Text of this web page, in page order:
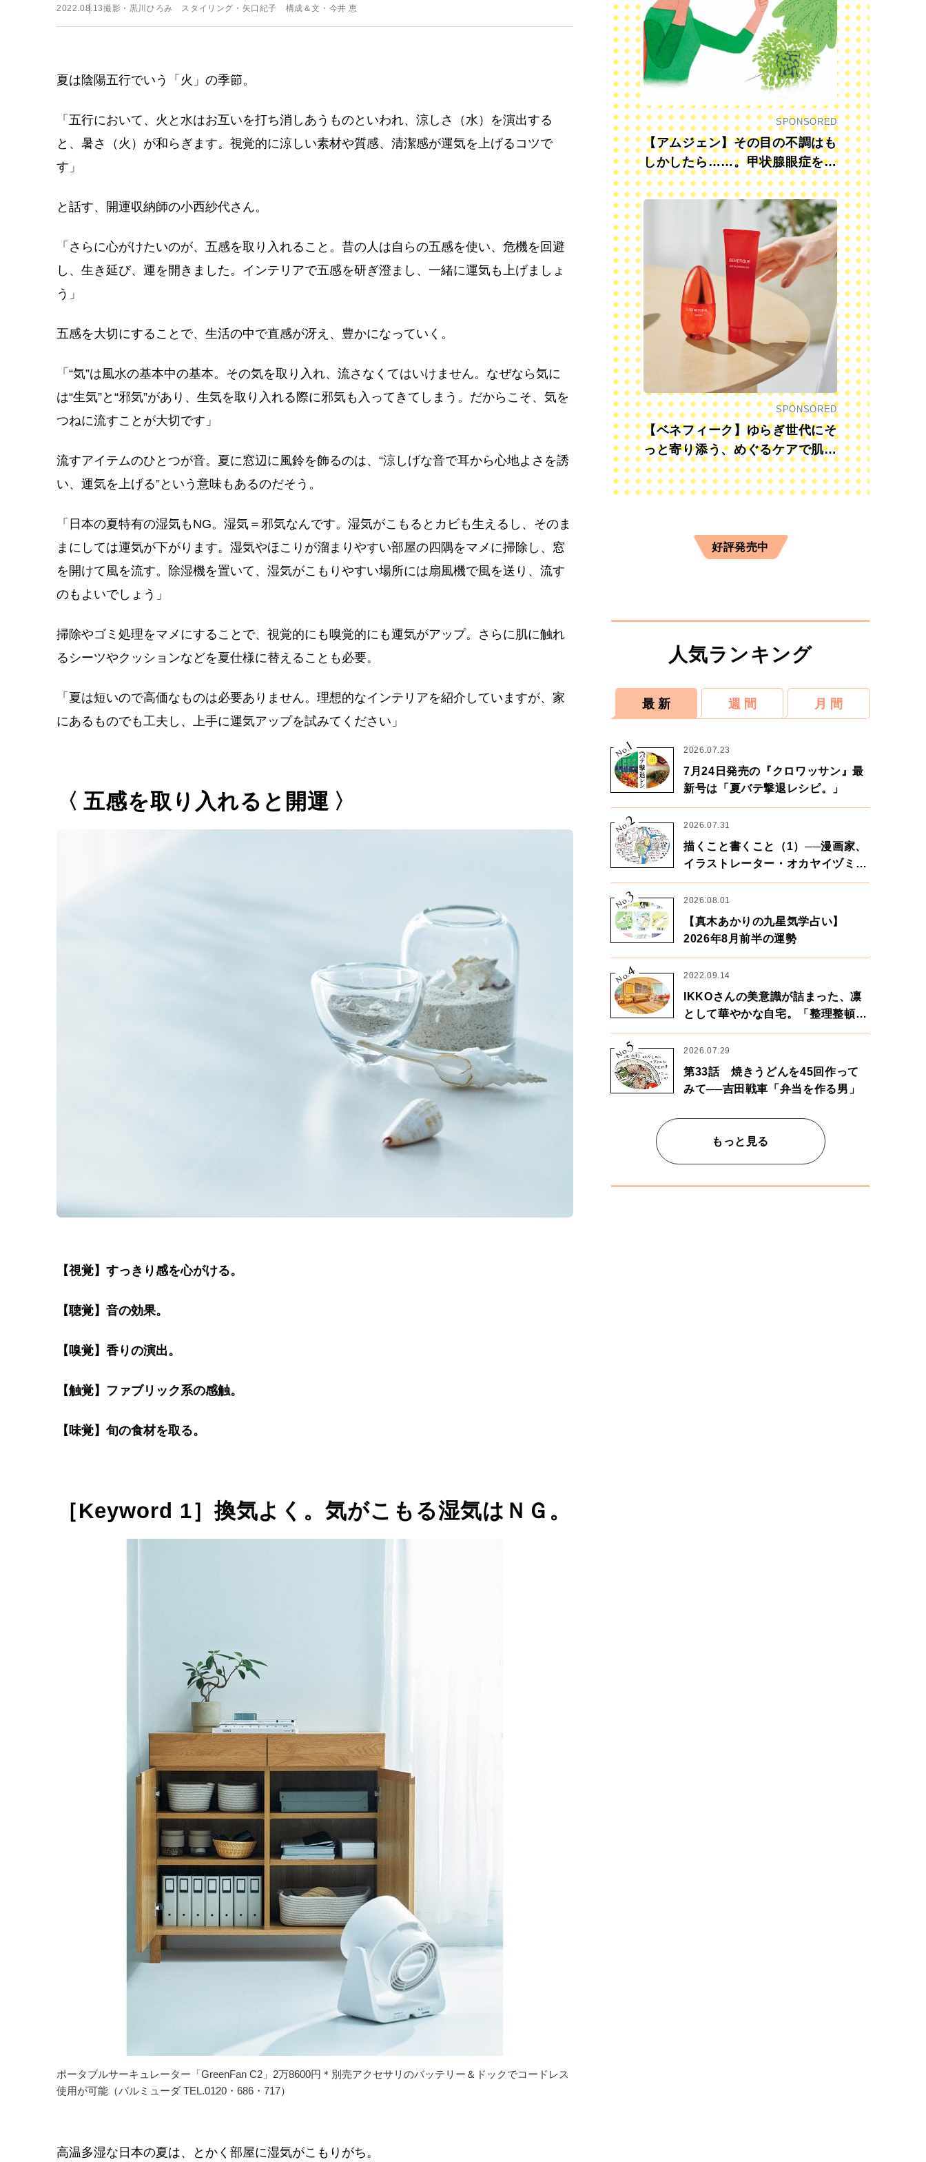
2022.08.13撮影・黒川ひろみ スタイリング・矢口紀子 構成＆文・今井 恵
夏は陰陽五行でいう「火」の季節。
「五行において、火と水はお互いを打ち消しあうものといわれ、涼しさ（水）を演出する
と、暑さ（火）が和らぎます。視覚的に涼しい素材や質感、清潔感が運気を上げるコツで
す」
と話す、開運収納師の小西紗代さん。
「さらに心がけたいのが、五感を取り入れること。昔の人は自らの五感を使い、危機を回避
し、生き延び、運を開きました。インテリアで五感を研ぎ澄まし、一緒に運気も上げましょ
う」
五感を大切にすることで、生活の中で直感が冴え、豊かになっていく。
「“気”は風水の基本中の基本。その気を取り入れ、流さなくてはいけません。なぜなら気に
は“生気”と“邪気”があり、生気を取り入れる際に邪気も入ってきてしまう。だからこそ、気を
つねに流すことが大切です」
流すアイテムのひとつが音。夏に窓辺に風鈴を飾るのは、“涼しげな音で耳から心地よさを誘
い、運気を上げる”という意味もあるのだそう。
「日本の夏特有の湿気もNG。湿気＝邪気なんです。湿気がこもるとカビも生えるし、そのま
まにしては運気が下がります。湿気やほこりが溜まりやすい部屋の四隅をマメに掃除し、窓
を開けて風を流す。除湿機を置いて、湿気がこもりやすい場所には扇風機で風を送り、流す
のもよいでしょう」
掃除やゴミ処理をマメにすることで、視覚的にも嗅覚的にも運気がアップ。さらに肌に触れ
るシーツやクッションなどを夏仕様に替えることも必要。
「夏は短いので高価なものは必要ありません。理想的なインテリアを紹介していますが、家
にあるものでも工夫し、上手に運気アップを試みてください」
〈 五感を取り入れると開運 〉
【視覚】すっきり感を心がける。
【聴覚】音の効果。
【嗅覚】香りの演出。
【触覚】ファブリック系の感触。
【味覚】旬の食材を取る。
［Keyword 1］換気よく。気がこもる湿気はＮＧ。
ポータブルサーキュレーター「GreenFan C2」2万8600円＊別売アクセサリのバッテリー＆ドックでコードレス
使用が可能（バルミューダ TEL.0120・686・717）
高温多湿な日本の夏は、とかく部屋に湿気がこもりがち。
SPONSORED
【アムジェン】その目の不調はも
しかしたら……。甲状腺眼症を知
っていますか？
SPONSORED
【ベネフィーク】ゆらぎ世代にそ
っと寄り添う、めぐるケアで肌も
心も前向きに
好評発売中
人気ランキング
最 新 週 間 月 間
No.
1 2026.07.23
7月24日発売の『クロワッサン』最
新号は「夏バテ撃退レシピ。」
No.2 2026.07.31
描くこと書くこと（1）──漫画家、
イラストレーター・オカヤイヅミさ
ん×漫画家・鶴谷香央理さん
No.
3 2026.08.01
【真木あかりの九星気学占い】
2026年8月前半の運勢
No.
4 2022.09.14
IKKOさんの美意識が詰まった、凛
として華やかな自宅。「整理整頓は
心のリズムが乱されないための作
業」。
No.
5 2026.07.29
第33話 焼きうどんを45回作って
みて──吉田戦車「弁当を作る男」
もっと見る